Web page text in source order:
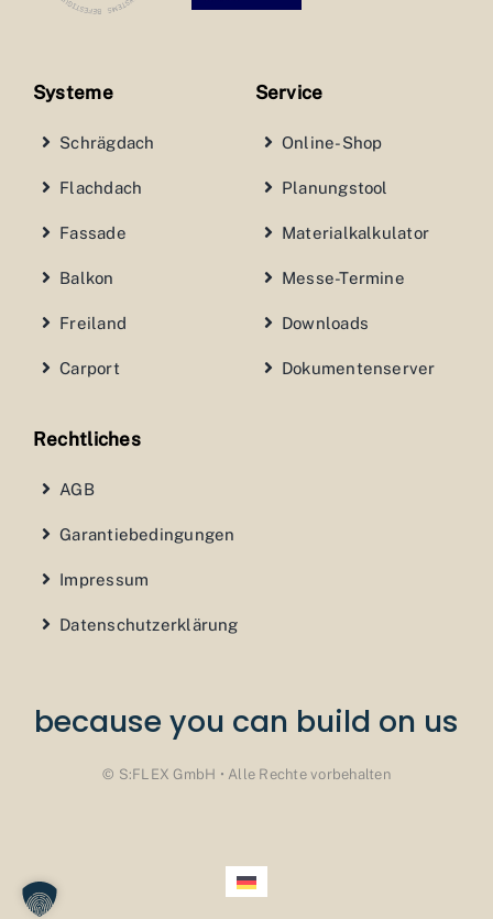
Systeme
Schrägdach
Flachdach
Fassade
Balkon
Freiland
Carport
Service
Online-Shop
Planungstool
Materialkalkulator
Messe-Termine
Downloads
Dokumentenserver
Rechtliches
AGB
Garantiebedingungen
Impressum
Datenschutzerklärung
because you can build on us
© S:FLEX GmbH • Alle Rechte vorbehalten